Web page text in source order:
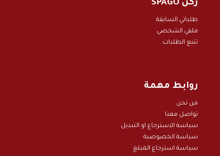
ركن SPAGO
طلباتي السابقة
ملفي الشخصي
تتبع الطلبات
روابط مهمة
من نحن
تواصل معنا
سياسة الاسترجاع او التبديل
سياسة الخصوصية
سياسة استرجاع المبلغ